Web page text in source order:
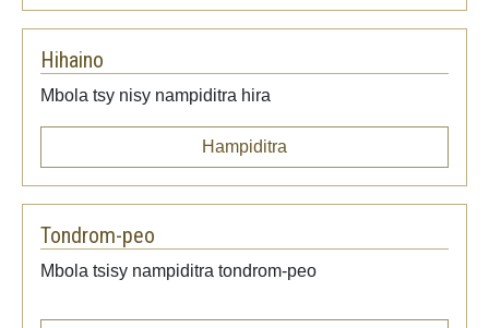
Hihaino
Mbola tsy nisy nampiditra hira
Hampiditra
Tondrom-peo
Mbola tsisy nampiditra tondrom-peo